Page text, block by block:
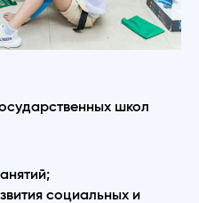
школ
социальных и